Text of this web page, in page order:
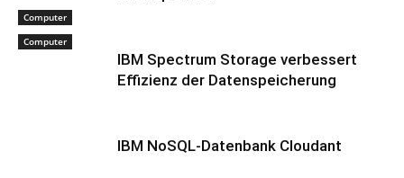
Computer
Computer
IBM Spectrum Storage verbessert
Effizienz der Datenspeicherung
IBM NoSQL-Datenbank Cloudant